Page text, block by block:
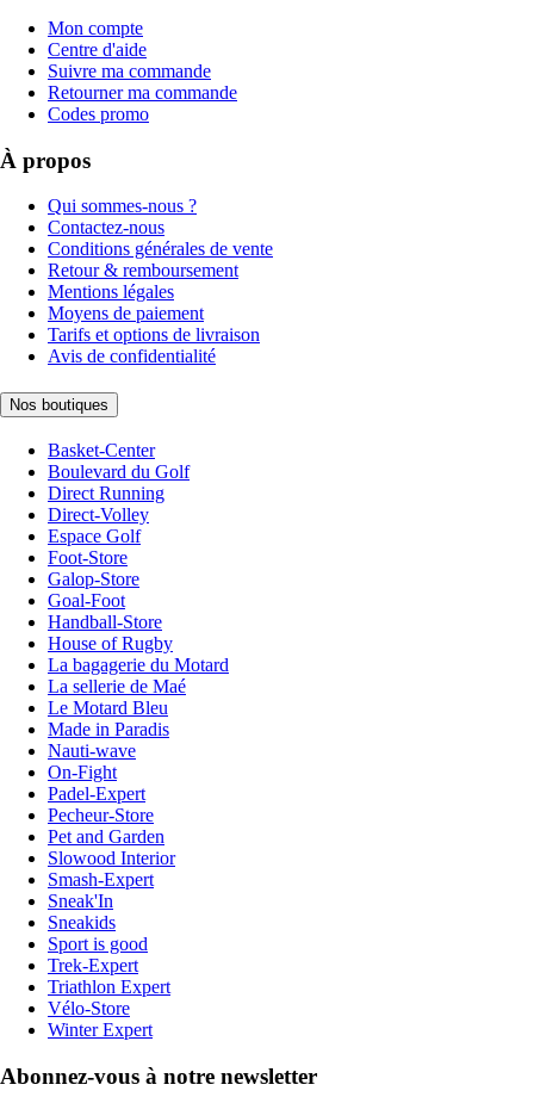
Mon compte
Centre d'aide
Suivre ma commande
Retourner ma commande
Codes promo
À propos
Qui sommes-nous ?
Contactez-nous
Conditions générales de vente
Retour & remboursement
Mentions légales
Moyens de paiement
Tarifs et options de livraison
Avis de confidentialité
Nos boutiques
Basket-Center
Boulevard du Golf
Direct Running
Direct-Volley
Espace Golf
Foot-Store
Galop-Store
Goal-Foot
Handball-Store
House of Rugby
La bagagerie du Motard
La sellerie de Maé
Le Motard Bleu
Made in Paradis
Nauti-wave
On-Fight
Padel-Expert
Pecheur-Store
Pet and Garden
Slowood Interior
Smash-Expert
Sneak'In
Sneakids
Sport is good
Trek-Expert
Triathlon Expert
Vélo-Store
Winter Expert
Abonnez-vous à notre newsletter